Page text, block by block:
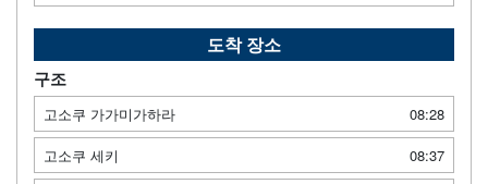
도착 장소
구조
고소쿠 가가미가하라
08:28
고소쿠 세키
08:37